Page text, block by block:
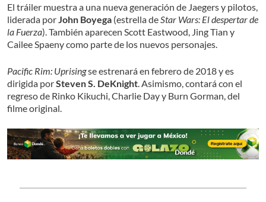
El tráiler muestra a una nueva generación de Jaegers y pilotos,
liderada por John Boyega (estrella de Star Wars: El despertar de
la Fuerza). También aparecen Scott Eastwood, Jing Tian y
Cailee Spaeny como parte de los nuevos personajes.
Pacific Rim: Uprisingse estrenará en febrero de 2018 y es
dirigida porSteven S. DeKnight . Asimismo, contará con el
regreso de Rinko Kikuchi, Charlie Day y Burn Gorman, del
filme original.